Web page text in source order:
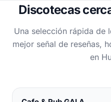
Discotecas
Una selección rápida de
mejor señal de reseñas,
en